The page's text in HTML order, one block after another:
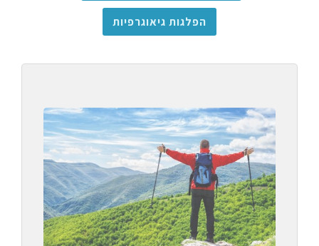
הפלגות גיאוגרפיות